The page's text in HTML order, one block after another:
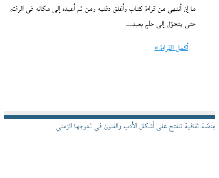
ما إن أنتهي من قراءة كتاب وأغلق دفتيه ومن ثم أعيده إلى مكانه في الرفّ،
حتى يتحوّل إلى حلمٍ بعيد…
أكمل القراءة »
مِنصّة ثقافية تنفتح على أشكال الأدب والفنون في تَمَوجها الزمني